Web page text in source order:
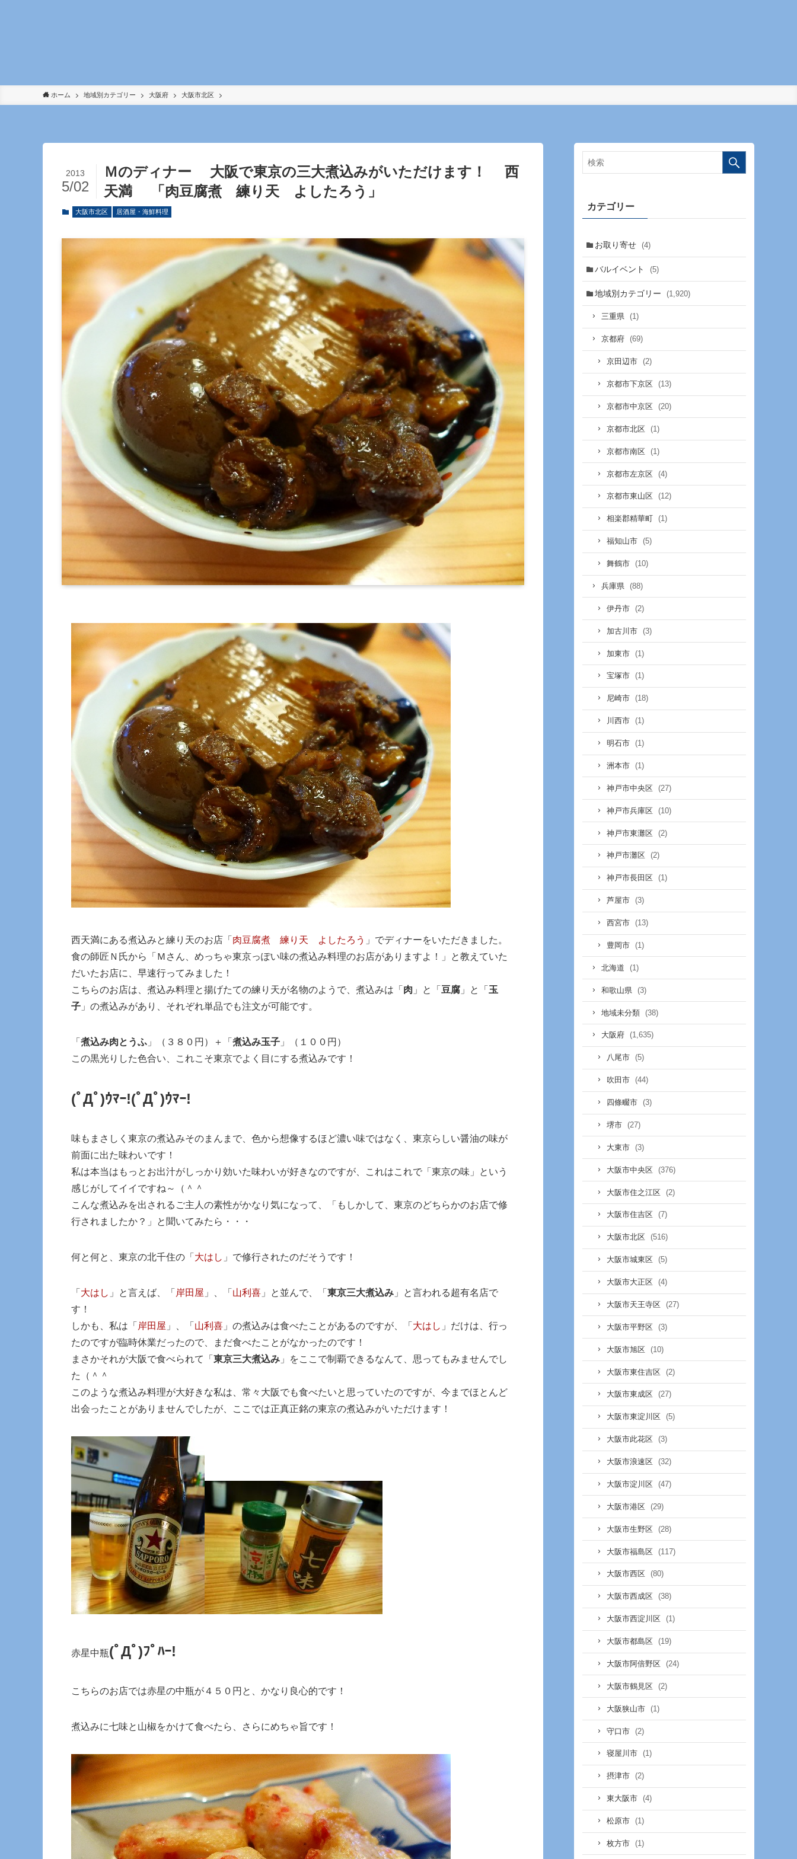
ホーム 地域別カテゴリー 大阪府 大阪市北区
Ｍのディナー 大阪で東京の三大煮込みがいただけます！ 西
天満 「肉豆腐煮 練り天 よしたろう」
2013
5/02
大阪市北区 居酒屋・海鮮料理
西天満にある煮込みと練り天のお店「 肉豆腐煮 練り天 よしたろう 」でディナーをいただきました。
食の師匠Ｎ氏から「Ｍさん、めっちゃ東京っぽい味の煮込み料理のお店がありますよ！」と教えていた
だいたお店に、早速行ってみました！
こちらのお店は、煮込み料理と揚げたての練り天が名物のようで、煮込みは「 肉 」と「 豆腐 」と「 玉
子 」の煮込みがあり、それぞれ単品でも注文が可能です。
「 煮込み肉とうふ 」（３８０円）＋「 煮込み玉子 」（１００円）
この黒光りした色合い、これこそ東京でよく目にする煮込みです！
(ﾟДﾟ)ｳﾏｰ!(ﾟДﾟ)ｳﾏｰ!
味もまさしく東京の煮込みそのまんまで、色から想像するほど濃い味ではなく、東京らしい醤油の味が
前面に出た味わいです！
私は本当はもっとお出汁がしっかり効いた味わいが好きなのですが、これはこれで「東京の味」という
感じがしてイイですね～（＾＾
こんな煮込みを出されるご主人の素性がかなり気になって、「もしかして、東京のどちらかのお店で修
行されましたか？」と聞いてみたら・・・
何と何と、東京の北千住の「 大はし 」で修行されたのだそうです！
「 大はし 」と言えば、「 岸田屋 」、「 山利喜 」と並んで、「 東京三大煮込み 」と言われる超有名店で
す！
しかも、私は「 岸田屋 」、「 山利喜 」の煮込みは食べたことがあるのですが、「 大はし 」だけは、行っ
たのですが臨時休業だったので、まだ食べたことがなかったのです！
まさかそれが大阪で食べられて「 東京三大煮込み 」をここで制覇できるなんて、思ってもみませんでし
た（＾＾
このような煮込み料理が大好きな私は、常々大阪でも食べたいと思っていたのですが、今までほとんど
出会ったことがありませんでしたが、ここでは正真正銘の東京の煮込みがいただけます！
赤星中瓶(ﾟДﾟ)ﾌﾟﾊｰ!
こちらのお店では赤星の中瓶が４５０円と、かなり良心的です！
煮込みに七味と山椒をかけて食べたら、さらにめちゃ旨です！
カテゴリー
お取り寄せ (4)
バルイベント (5)
地域別カテゴリー (1,920)
三重県 (1)
京都府 (69)
京田辺市 (2)
京都市下京区 (13)
京都市中京区 (20)
京都市北区 (1)
京都市南区 (1)
京都市左京区 (4)
京都市東山区 (12)
相楽郡精華町 (1)
福知山市 (5)
舞鶴市 (10)
兵庫県 (88)
伊丹市 (2)
加古川市 (3)
加東市 (1)
宝塚市 (1)
尼崎市 (18)
川西市 (1)
明石市 (1)
洲本市 (1)
神戸市中央区 (27)
神戸市兵庫区 (10)
神戸市東灘区 (2)
神戸市灘区 (2)
神戸市長田区 (1)
芦屋市 (3)
西宮市 (13)
豊岡市 (1)
北海道 (1)
和歌山県 (3)
地域未分類 (38)
大阪府 (1,635)
八尾市 (5)
吹田市 (44)
四條畷市 (3)
堺市 (27)
大東市 (3)
大阪市中央区 (376)
大阪市住之江区 (2)
大阪市住吉区 (7)
大阪市北区 (516)
大阪市城東区 (5)
大阪市大正区 (4)
大阪市天王寺区 (27)
大阪市平野区 (3)
大阪市旭区 (10)
大阪市東住吉区 (2)
大阪市東成区 (27)
大阪市東淀川区 (5)
大阪市此花区 (3)
大阪市浪速区 (32)
大阪市淀川区 (47)
大阪市港区 (29)
大阪市生野区 (28)
大阪市福島区 (117)
大阪市西区 (80)
大阪市西成区 (38)
大阪市西淀川区 (1)
大阪市都島区 (19)
大阪市阿倍野区 (24)
大阪市鶴見区 (2)
大阪狭山市 (1)
守口市 (2)
寝屋川市 (1)
摂津市 (2)
東大阪市 (4)
松原市 (1)
枚方市 (1)